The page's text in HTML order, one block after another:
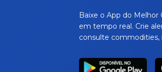
Baixe o App do
em tempo real. Crie
consulte commodities,